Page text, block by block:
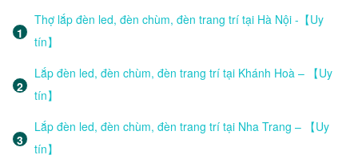
Thợ lắp đèn led, đèn chùm, đèn trang trí tại Hà Nội -【Uy
tín】
Lắp đèn led, đèn chùm, đèn trang trí tại Khánh Hoà – 【Uy
tín】
Lắp đèn led, đèn chùm, đèn trang trí tại Nha Trang – 【Uy
tín】